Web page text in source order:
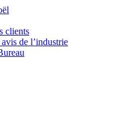
clients
de l’industrie